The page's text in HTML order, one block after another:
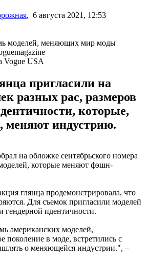
, 6 августа 2021, 12:53
Vogue USA
пригласили на
разных рас, размеров
которые,
меняют индустрию.
на обложке сентябрьского номера
которые меняют фэшн-
глянца продемонстрировала, что
Для съемок пригласили моделей
гендерной идентичности.
американских моделей,
поколение в моде, встретились с
о меняющейся индустрии.", –